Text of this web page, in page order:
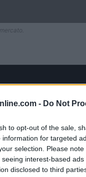
- Do Not
to opt-out of the sale,
information for targeted
selection. Please
seeing interest-based
disclosed to third